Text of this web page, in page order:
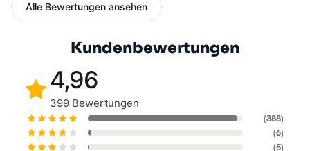
Alle Bewertungen ansehen
Kundenbewertungen
4,96
399 Bewertungen
(388)
(6)
(5)